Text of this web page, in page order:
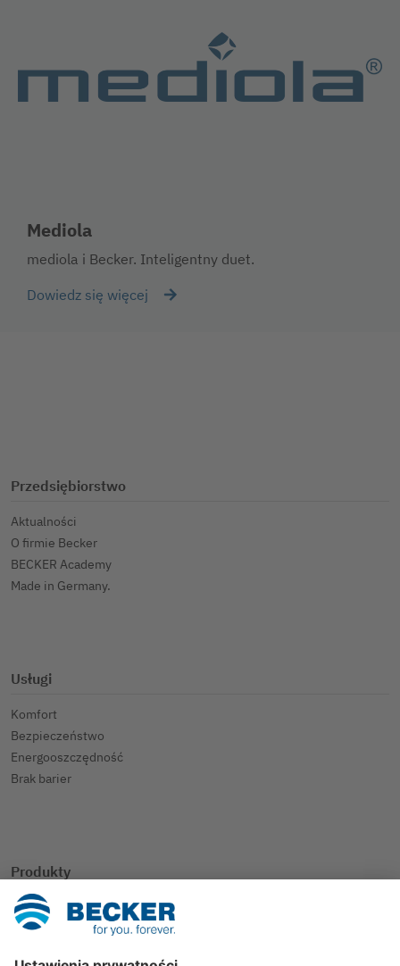
Mediola
mediola i Becker. Inteligentny duet.
Dowiedz się więcej
Przedsiębiorstwo
Aktualności
O firmie Becker
BECKER Academy
Made in Germany.
Usługi
Komfort
Bezpieczeństwo
Energooszczędność
Brak barier
Produkty
Inteligentny dom
Rolety